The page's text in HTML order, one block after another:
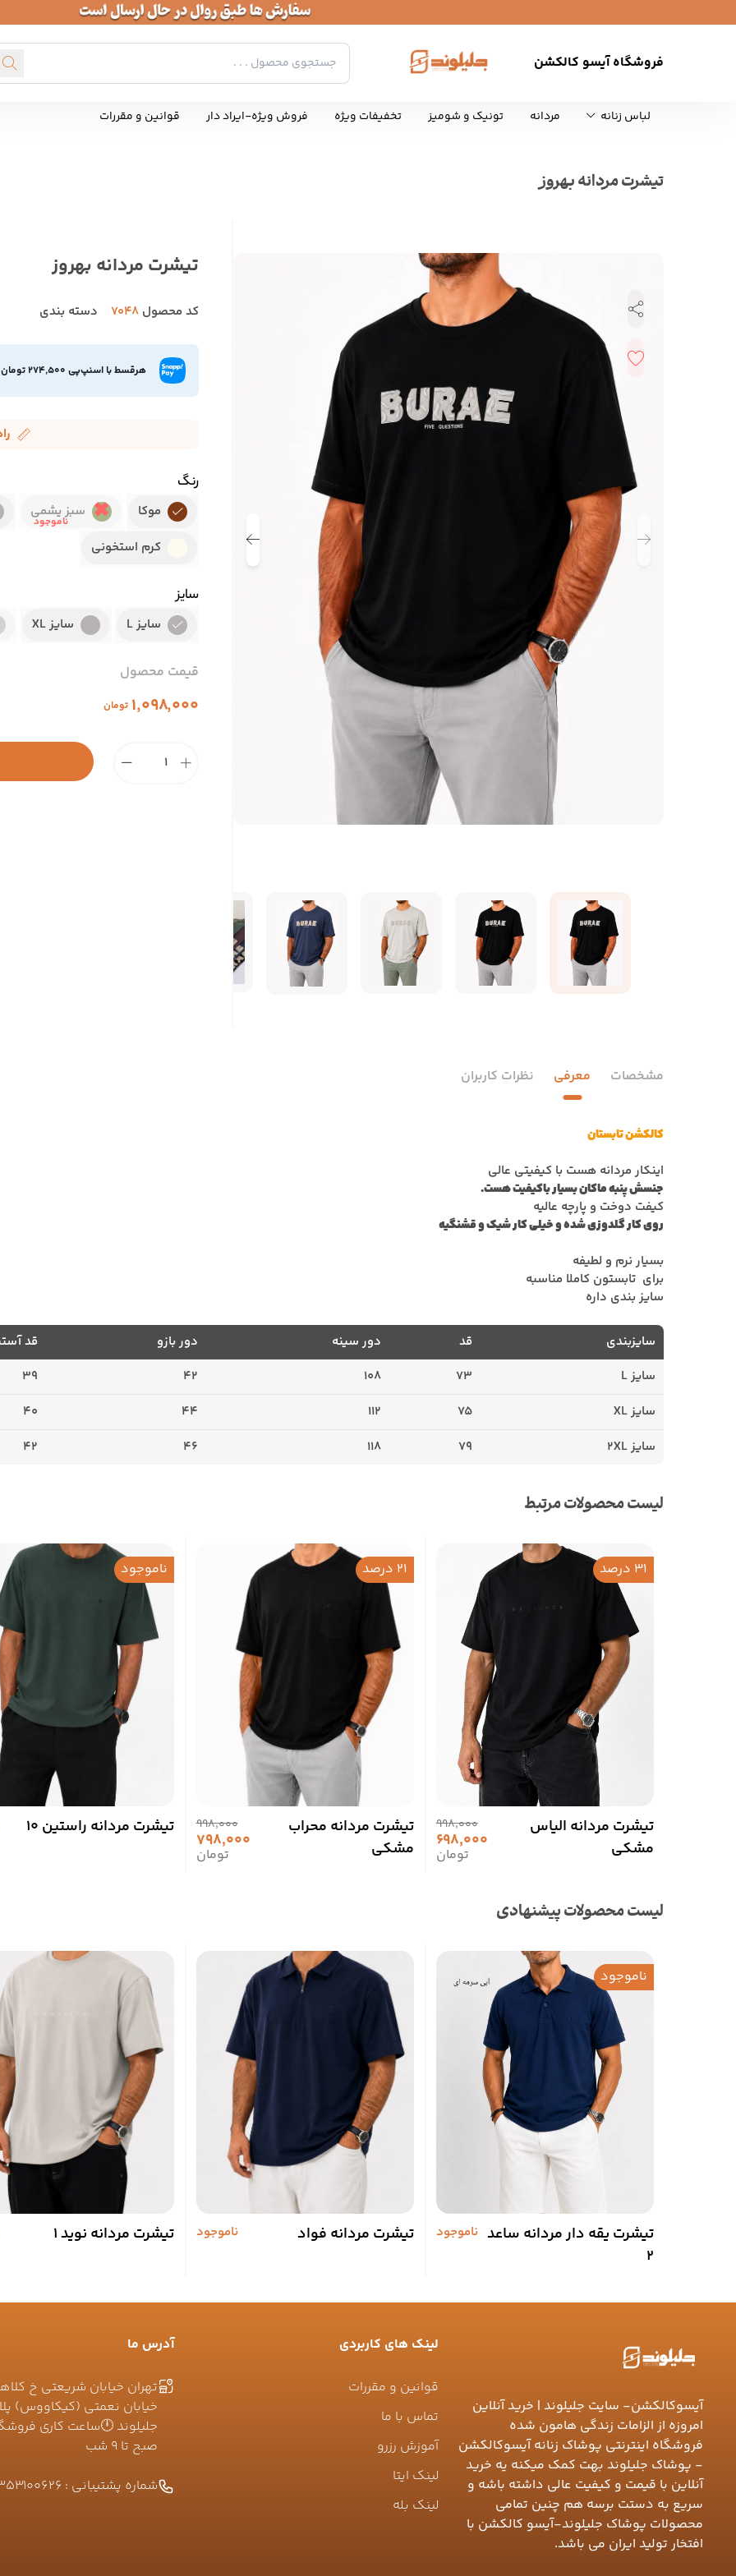
فروشگاه آیسو کالکشن
لباس زنانه مردانه تونیک و شومیز تخفیفات ویژه فروش ویژه-ایراد دار قوانین و مقررات
تیشرت مردانه بهروز
تیشرت مردانه بهروز
کد محصول 7048 دسته بندی
هرقسط با اسنپ‌پی 274,500 تومان
رنگ
موکا سبز یشمی
کرم استخونی
سایز
سایز L سایز XL
قیمت محصول
۱٬۰۹۸٬۰۰۰ تومان
مشخصات معرفی نظرات کاربران
کالکشن تابستان
اینکار مردانه هست با کیفیتی عالی
جنسش پنبه ماکان بسیار باکیفیت هست.
کیفت دوخت و پارچه عالیه
روی کار گلدوزی شده و خیلی کار شیک و قشنگیه
بسیار نرم و لطیفه
برای تابستون کاملا مناسبه
سایز بندی داره
سایزبندی قد دور سینه دور بازو
قد
سایز L
73
108
42
39
سایز XL
75
112
44
40
سایز 2XL
79
118
46
42
لیست محصولات مرتبط
31 درصد
تیشرت مردانه الیاس
مشکی
998,000
698,000
تومان
21 درصد
تیشرت مردانه محراب
مشکی
998,000
798,000
تومان
ناموجود
تیشرت مردانه راستین 10
لیست محصولات پیشنهادی
ناموجود
تیشرت یقه دار مردانه ساعد
2
ناموجود تیشرت مردانه فواد ناموجود تیشرت مردانه نوید 1
آیسوکالکشن- سایت جلیلوند | خرید آنلاین
امروزه از الزامات زندگی هامون شده
فروشگاه اینترنتی پوشاک زنانه آیسوکالکشن
- پوشاک جلیلوند بهت کمک میکنه یه خرید
آنلاین با قیمت و کیفیت عالی داشته باشه و
سریع به دستت برسه هم چنین تمامی
محصولات پوشاک جلیلوند-آیسو کالکشن با
افتخار تولید ایران می باشد.
لینک های کاربردی
قوانین و مقررات
تماس با ما
آموزش رزرو
لینک ایتا
لینک بله
آدرس ما
تهران خیابان شریعتی خ
صبح تا ۹ شب
شماره پشتیبانی :